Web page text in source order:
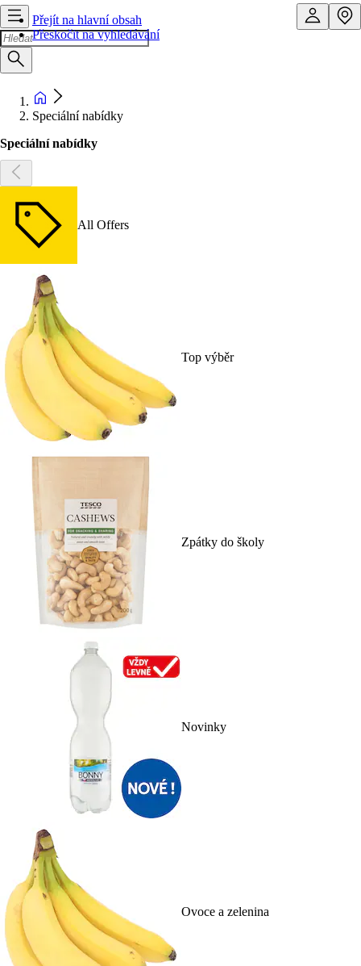
Přejít na hlavní obsah
Přeskočit na vyhledávání
Speciální nabídky
Speciální nabídky
All Offers
Top výběr
Zpátky do školy
Novinky
Ovoce a zelenina